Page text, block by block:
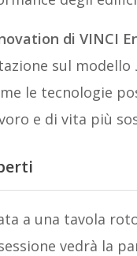
di VINCI
sul modello
le tecnologie
e di vita più
a una tavola
vedrà la